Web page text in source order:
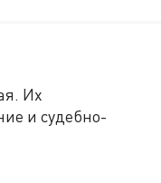
Их
и судебно-